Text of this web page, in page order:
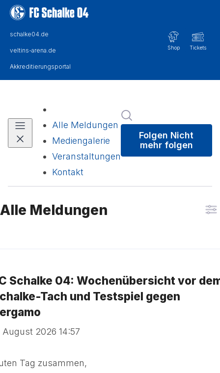
Alle Meldungen
Mediengalerie
Veranstaltungen
Kontakt
Folgen Nicht
mehr folgen
Alle Meldungen
Schalke 04: Wochenübersicht vor
Tach und Testspiel gegen
August 2026 14:57
Tag zusammen,